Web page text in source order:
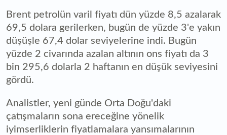
Brent petrolün varil fiyatı dün yüzde 8,5 azalarak
69,5 dolara gerilerken, bugün de yüzde 3'e yakın
düşüşle 67,4 dolar seviyelerine indi. Bugün
yüzde 2 civarında azalan altının ons fiyatı da 3
bin 295,6 dolarla 2 haftanın en düşük seviyesini
gördü.
Analistler, yeni günde Orta Doğu'daki
çatışmaların sona ereceğine yönelik
iyimserliklerin fiyatlamalara yansımalarının